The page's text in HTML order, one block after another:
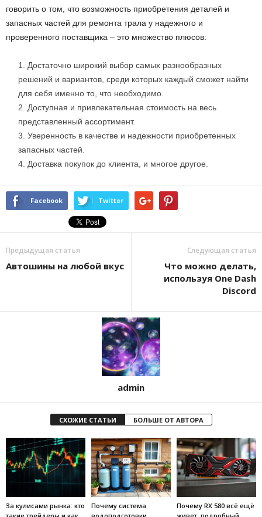
говорить о том, что возможность приобретения деталей и
запасных частей для ремонта трала у надежного и
проверенного поставщика – это множество плюсов:
Достаточно широкий выбор самых разнообразных
решений и вариантов, среди которых каждый сможет найти
для себя именно то, что необходимо.
Доступная и привлекательная стоимость на весь
представленный ассортимент.
Уверенность в качестве и надежности приобретенных
запасных частей.
Доставка покупок до клиента, и многое другое.
Facebook Twitter
Предыдущая статья
Автошины на любой вкус
Следующая статья
Что можно делать,
используя One Dash
Discord
admin
СХОЖИЕ СТАТЬИ БОЛЬШЕ ОТ АВТОРА
За кулисами рынка: кто
Почему система
Почему RX 580 всё ещё